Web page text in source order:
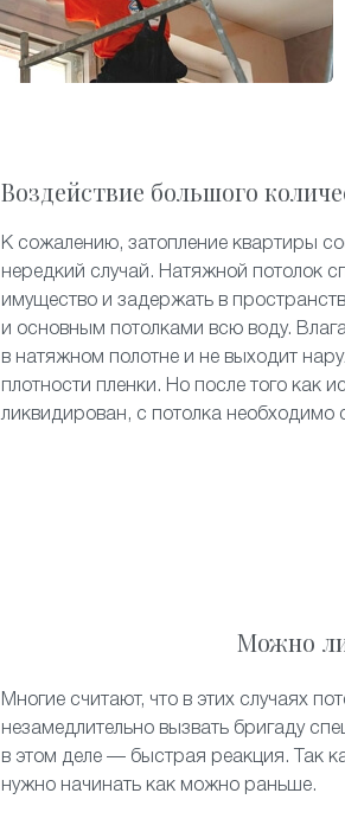
Воздействие большого
К сожалению, затопление квартиры
нередкий случай. Натяжной потолок
имущество и задержать в
и основным потолками всю воду.
в натяжном полотне и не выходит
плотности пленки. Но после того как
ликвидирован, с потолка необходимо
Можно
Многие считают, что в этих случаях
незамедлительно вызвать бригаду
в этом деле — быстрая реакция. Так
нужно начинать как можно раньше.